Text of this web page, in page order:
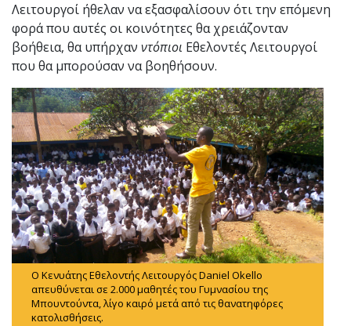
Λειτουργοί ήθελαν να εξασφαλίσουν ότι την επόμενη
φορά που αυτές οι κοινότητες θα χρειάζονταν
βοήθεια, θα υπήρχαν ντόπιοι Εθελοντές Λειτουργοί
που θα μπορούσαν να βοηθήσουν.
Ο Κενυάτης Εθελοντής Λειτουργός Daniel Okello
απευθύνεται σε 2.000 μαθητές του Γυμνασίου της
Μπουντούντα, λίγο καιρό μετά από τις θανατηφόρες
κατολισθήσεις.